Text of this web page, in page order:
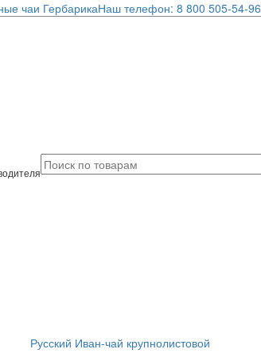
чаи ГербарикаНаш телефон: 8 800 505-54-96
Русский Иван-чай крупнолистовой